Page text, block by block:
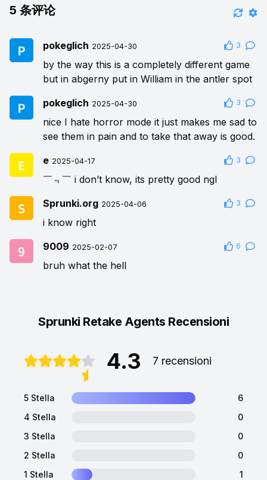
5 条评论
pokeglich 2025-04-30 3
by the way this is a completely different game
but in abgerny put in William in the antler spot
pokeglich 2025-04-30 3
nice I hate horror mode it just makes me sad to
see them in pain and to take that away is good.
e 2025-04-17 3
￣﹃￣ i don’t know, its pretty good ngl
Sprunki.org 2025-04-06 3
i know right
9009 2025-02-07 6
bruh what the hell
Sprunki Retake Agents Recensioni
4.3 7 recensioni
5 Stella
6
4 Stella
0
3 Stella
0
2 Stella
0
1 Stella
1